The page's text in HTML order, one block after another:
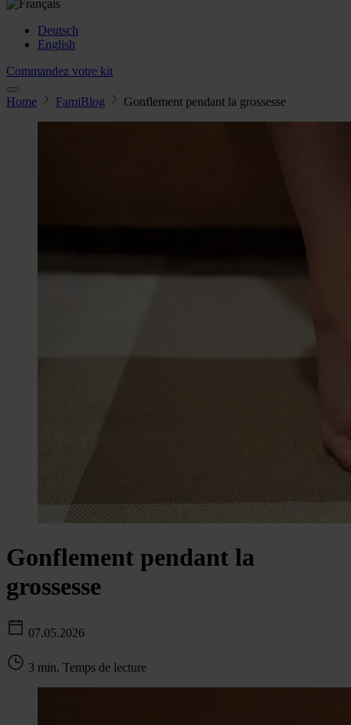
Deutsch
English
Commandez votre kit
Home FamiBlog Gonflement pendant la grossesse
Gonflement pendant la
grossesse
07.05.2026
3 min. Temps de lecture